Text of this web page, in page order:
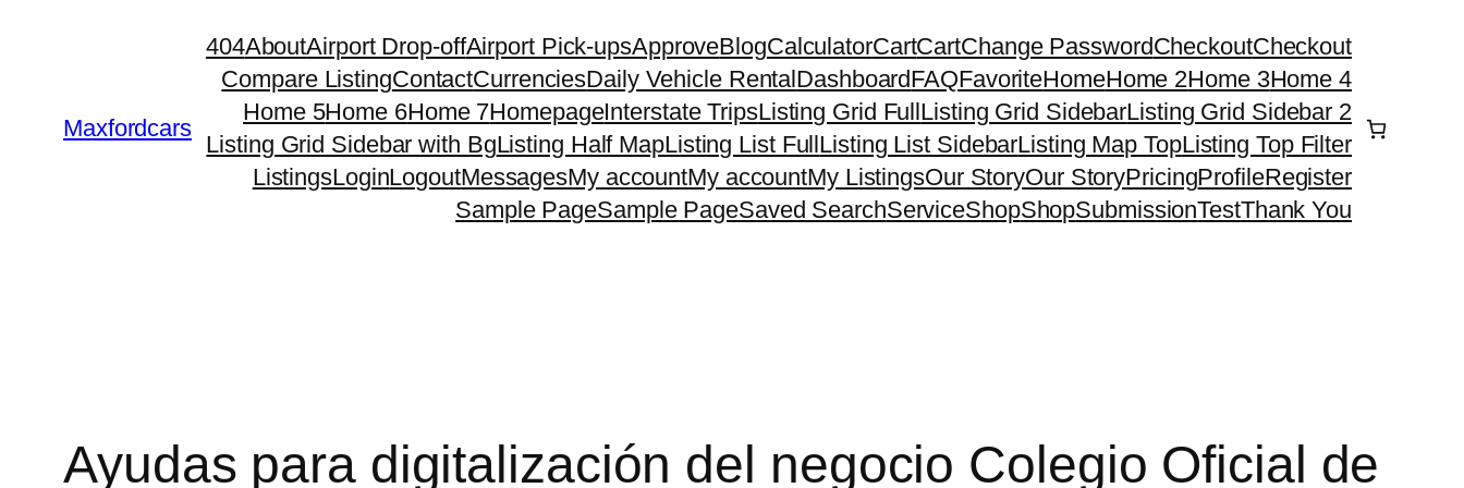
Maxfordcars
404AboutAirport Drop-offAirport Pick-upsApproveBlogCalculatorCartCartChange PasswordCheckoutCheckout
Compare ListingContactCurrenciesDaily Vehicle RentalDashboardFAQFavoriteHomeHome 2Home 3Home 4
Home 5Home 6Home 7HomepageInterstate TripsListing Grid FullListing Grid SidebarListing Grid Sidebar 2
Listing Grid Sidebar with BgListing Half MapListing List FullListing List SidebarListing Map TopListing Top Filter
ListingsLoginLogoutMessagesMy accountMy accountMy ListingsOur StoryOur StoryPricingProfileRegister
Sample PageSample PageSaved SearchServiceShopShopSubmissionTestThank You
Ayudas para digitalización del negocio Colegio Oficial de